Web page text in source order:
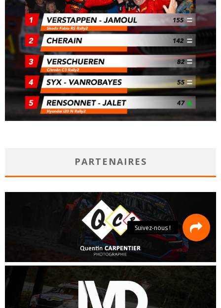
PARTENAIRES